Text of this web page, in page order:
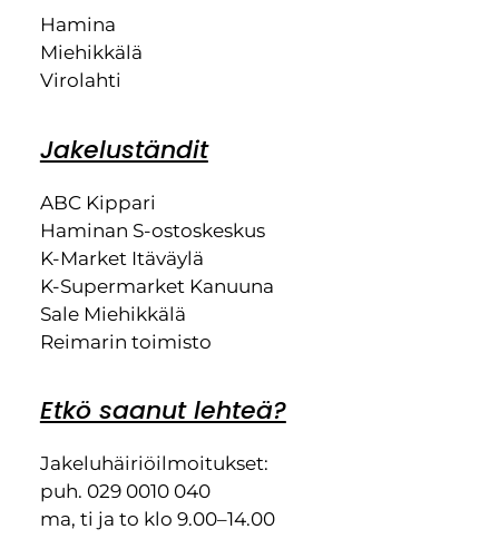
Hamina
Miehikkälä
Virolahti
Jakeluständit
ABC Kippari
Haminan S-ostoskeskus
K-Market Itäväylä
K-Supermarket Kanuuna
Sale Miehikkälä
Reimarin toimisto
Etkö saanut lehteä?
Jakeluhäiriöilmoitukset:
puh. 029 0010 040
ma, ti ja to klo 9.00–14.00